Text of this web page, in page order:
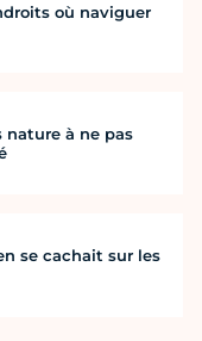
où naviguer
nature à ne pas
se cachait sur les